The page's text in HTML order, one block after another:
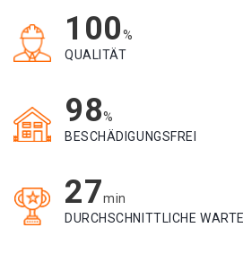
100%
QUALITÄT
98%
BESCHÄDIGUNGSFREI
27min
DURCHSCHNITTLICHE